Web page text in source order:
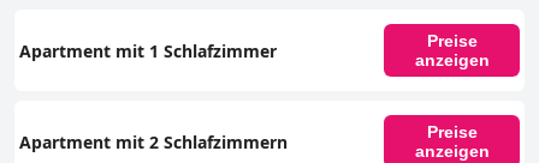
Apartment mit 1 Schlafzimmer
Preise
anzeigen
Apartment mit 2 Schlafzimmern
Preise
anzeigen